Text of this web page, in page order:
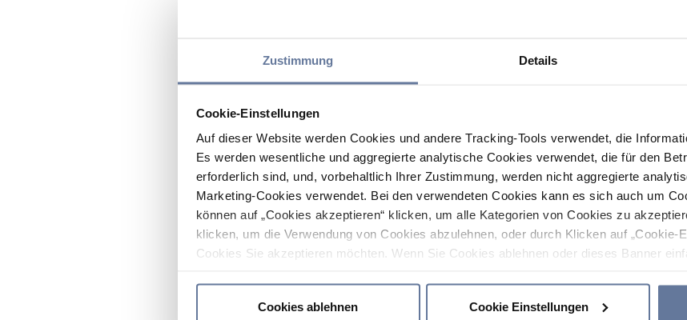
Zustimmung Details
Cookie-Einstellungen
Auf dieser Website werden Cookies und andere Tracking-Tools verwendet, die
Es werden wesentliche und aggregierte analytische Cookies verwendet, die für den
erforderlich sind, und, vorbehaltlich Ihrer Zustimmung, werden nicht aggregierte
Marketing-Cookies verwendet. Bei den verwendeten Cookies kann es sich auch um
können auf „Cookies akzeptieren“ klicken, um alle Kategorien von Cookies zu
klicken, um die Verwendung von Cookies abzulehnen, oder durch Klicken auf „Cookie-
Cookies Sie akzeptieren möchten. Wenn Sie Cookies ablehnen oder dieses Banner
Cookies ablehnen
Cookie Einstellungen